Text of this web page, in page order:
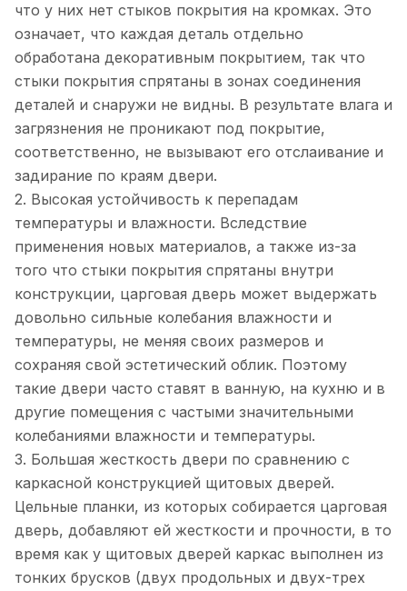
что у них нет стыков покрытия на кромках. Это
означает, что каждая деталь отдельно
обработана декоративным покрытием, так что
стыки покрытия спрятаны в зонах соединения
деталей и снаружи не видны. В результате влага и
загрязнения не проникают под покрытие,
соответственно, не вызывают его отслаивание и
задирание по краям двери.
2. Высокая устойчивость к перепадам
температуры и влажности. Вследствие
применения новых материалов, а также из-за
того что стыки покрытия спрятаны внутри
конструкции, царговая дверь может выдержать
довольно сильные колебания влажности и
температуры, не меняя своих размеров и
сохраняя свой эстетический облик. Поэтому
такие двери часто ставят в ванную, на кухню и в
другие помещения с частыми значительными
колебаниями влажности и температуры.
3. Большая жесткость двери по сравнению с
каркасной конструкцией щитовых дверей.
Цельные планки, из которых собирается царговая
дверь, добавляют ей жесткости и прочности, в то
время как у щитовых дверей каркас выполнен из
тонких брусков (двух продольных и двух-трех